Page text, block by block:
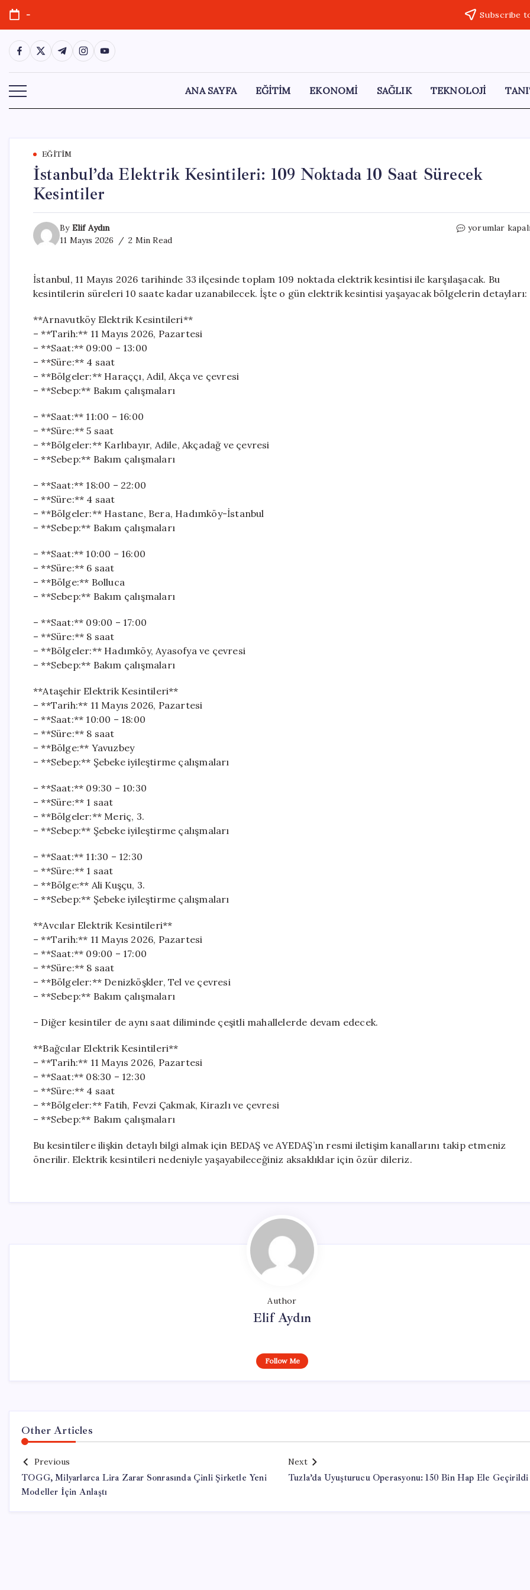
Skip
content
- Subscribe
https://www.facebook.com/
https://twitter.com/
https://t.me/
https://www.instagram.com/
https://youtube.com/
ANA SAYFA EĞİTİM EKONOMİ SAĞLIK TEKNOLOJİ
EĞITIM
İstanbul’da Elektrik Kesintileri: 109 Noktada 10 Saat Sürecek
Kesintiler
By Elif Aydın
11 Mayıs 2026
2 Min Read
İstanbul’da
Noktada
10
yorumlar
İstanbul, 11 Mayıs 2026 tarihinde 33 ilçesinde toplam 109 noktada elektrik kesintisi ile karşılaşacak. Bu
kesintilerin süreleri 10 saate kadar uzanabilecek. İşte o gün elektrik kesintisi yaşayacak bölgelerin detayları:
**Arnavutköy Elektrik Kesintileri**
– **Tarih:** 11 Mayıs 2026, Pazartesi
– **Saat:** 09:00 – 13:00
– **Süre:** 4 saat
– **Bölgeler:** Haraççı, Adil, Akça ve çevresi
– **Sebep:** Bakım çalışmaları
– **Saat:** 11:00 – 16:00
– **Süre:** 5 saat
– **Bölgeler:** Karlıbayır, Adile, Akçadağ ve çevresi
– **Sebep:** Bakım çalışmaları
– **Saat:** 18:00 – 22:00
– **Süre:** 4 saat
– **Bölgeler:** Hastane, Bera, Hadımköy-İstanbul
– **Sebep:** Bakım çalışmaları
– **Saat:** 10:00 – 16:00
– **Süre:** 6 saat
– **Bölge:** Bolluca
– **Sebep:** Bakım çalışmaları
– **Saat:** 09:00 – 17:00
– **Süre:** 8 saat
– **Bölgeler:** Hadımköy, Ayasofya ve çevresi
– **Sebep:** Bakım çalışmaları
**Ataşehir Elektrik Kesintileri**
– **Tarih:** 11 Mayıs 2026, Pazartesi
– **Saat:** 10:00 – 18:00
– **Süre:** 8 saat
– **Bölge:** Yavuzbey
– **Sebep:** Şebeke iyileştirme çalışmaları
– **Saat:** 09:30 – 10:30
– **Süre:** 1 saat
– **Bölgeler:** Meriç, 3.
– **Sebep:** Şebeke iyileştirme çalışmaları
– **Saat:** 11:30 – 12:30
– **Süre:** 1 saat
– **Bölge:** Ali Kuşçu, 3.
– **Sebep:** Şebeke iyileştirme çalışmaları
**Avcılar Elektrik Kesintileri**
– **Tarih:** 11 Mayıs 2026, Pazartesi
– **Saat:** 09:00 – 17:00
– **Süre:** 8 saat
– **Bölgeler:** Denizköşkler, Tel ve çevresi
– **Sebep:** Bakım çalışmaları
– Diğer kesintiler de aynı saat diliminde çeşitli mahallelerde devam edecek.
**Bağcılar Elektrik Kesintileri**
– **Tarih:** 11 Mayıs 2026, Pazartesi
– **Saat:** 08:30 – 12:30
– **Süre:** 4 saat
– **Bölgeler:** Fatih, Fevzi Çakmak, Kirazlı ve çevresi
– **Sebep:** Bakım çalışmaları
Bu kesintilere ilişkin detaylı bilgi almak için BEDAŞ ve AYEDAŞ’ın resmi iletişim kanallarını takip etmeniz
önerilir. Elektrik kesintileri nedeniyle yaşayabileceğiniz aksaklıklar için özür dileriz.
Author
Elif Aydın
Follow Me
Other Articles
Previous
TOGG, Milyarlarca Lira Zarar Sonrasında Çinli Şirketle Yeni
Modeller İçin Anlaştı
Next
Tuzla’da Uyuşturucu Operasyonu: 150 Bin Hap Ele Geçirildi